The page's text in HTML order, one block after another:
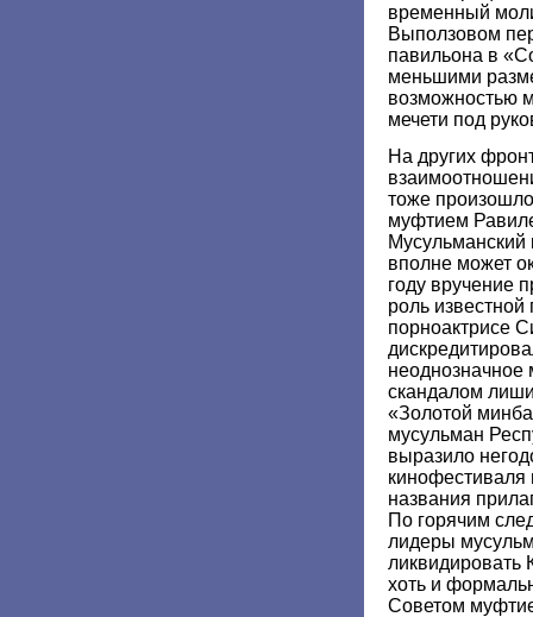
временный
Выползовом
павильона в
меньшими
возможностью
мечети под
На других
тоже
муфтием
Мусульманский
вполне может
году вручение
роль известной
порноактрисе
неоднозначное
скандалом
«Золотой
мусульман
выразило
кинофестиваля
названия
По горячим
лидеры
ликвидировать
хоть и
Советом